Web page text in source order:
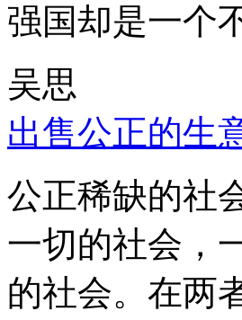
强国却是一个
吴思
出售公正的生
公正稀缺的社
一切的社会，
的社会。在两